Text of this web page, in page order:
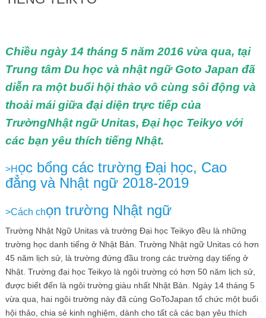
Chiều ngày 14 tháng 5 năm 2016 vừa qua, tại
Trung tâm Du học và nhật ngữ Goto Japan đã
diễn ra một buổi hội thảo vô cùng sôi động và
thoải mái giữa đại diện trực tiếp của
TrườngNhật ngữ Unitas, Đại học Teikyo với
các bạn yêu thích tiếng Nhật.
>H ọc bổng các trường Đại học, Cao
đẳng và Nhật ngữ 2018-2019
>Cách chọn trường Nhật ngữ
Trường Nhật Ngữ Unitas và trường Đại học Teikyo đều là những
trường học danh tiếng ở Nhật Bản. Trường Nhật ngữ Unitas có hơn
45 năm lịch sử, là trường đứng đầu trong các trường dạy tiếng ở
Nhật. Trường đại học Teikyo là ngôi trường có hơn 50 năm lịch sử,
được biết đến là ngôi trường giàu nhất Nhật Bản. Ngày 14 tháng 5
vừa qua, hai ngôi trường này đã cùng GoToJapan tổ chức một buổi
hội thảo, chia sẻ kinh nghiệm, dành cho tất cả các bạn yêu thích